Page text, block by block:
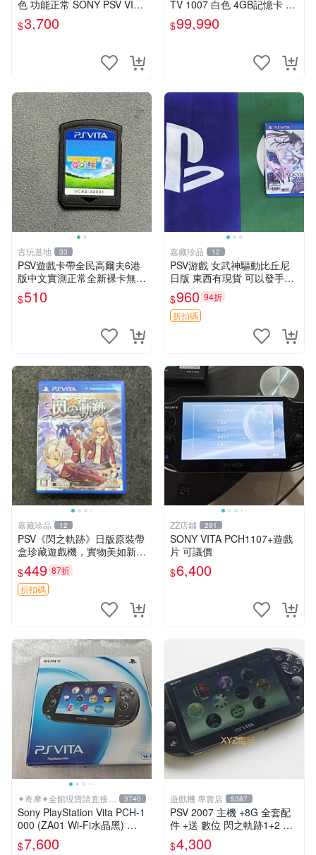
色 功能正常 SONY PSV VITA
主機 2000~3000型 二手功能
正常 賣3千5~4千也可用各式
$3,700
TV 1007 白色 4GB記憶卡 PS
3手把(白) 書盒完整 【台中恐
龍電玩】
$99,990
古玩基地 33
PSV遊戲卡帶全民高爾夫6港
版中文實測正常全新裸卡無保
售不退換單次購兩張以上再享
優惠 全民高爾夫6 PSV 港版
$510
嘉藏珍品 12
PSV游戲 女武神驅動比丘尼
日版 東西有現貨 可以發手物
品 無質量問題售不退不換
$960 94折
折扣碼
嘉藏珍品 12
PSV《閃之軌跡》日版原裝帶
盒珍藏遊戲機，實物美如新，
嚴選推薦 閃之軌跡 日版 PSV
原裝帶盒
$449 87折
折扣碼
ZZ店鋪 291
SONY VITA PCH1107+遊戲
片 可議價
$6,400
✦奇摩✦全館現貨請直接下
標
3740
Sony PlayStation Vita PCH-1
000 (ZA01 Wi-Fi水晶黑) 掌
上遊戲機 5英吋多點觸控螢幕
$7,600
遊戲機 專賣店 5387
PSV 2007 主機 +8G 全套配
件 +送 數位 閃之軌跡1+2 保
修一年 品質有保障
$4,300